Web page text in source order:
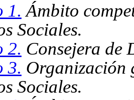
1. Ámbito
Sociales.
2. Consejera de
3. Organización
Sociales.